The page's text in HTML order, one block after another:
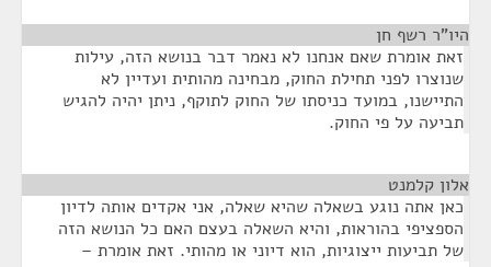
היו"ר רשף חן
זאת אומרת שאם אנחנו לא נאמר דבר בנושא הזה, עילות
שנוצרו לפני תחילת החוק, מבחינה מהותית ועדיין לא
התיישנו, במועד כניסתו של החוק לתוקף, ניתן יהיה להגיש
תביעה על פי החוק.
אלון קלמנט
כאן אתה נוגע בשאלה שהיא שאלה, אני אקדים אותה לדיון
הספציפי בהוראות, והיא השאלה בעצם האם כל הנושא הזה
של תביעות ייצוגיות, הוא דיוני או מהותי. זאת אומרת –